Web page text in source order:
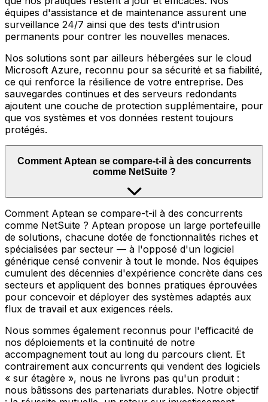
équipes d'assistance et de maintenance assurent une
surveillance 24/7 ainsi que des tests d'intrusion
permanents pour contrer les nouvelles menaces.
Nos solutions sont par ailleurs hébergées sur le cloud
Microsoft Azure, reconnu pour sa sécurité et sa fiabilité,
ce qui renforce la résilience de votre entreprise. Des
sauvegardes continues et des serveurs redondants
ajoutent une couche de protection supplémentaire, pour
que vos systèmes et vos données restent toujours
protégés.
Comment Aptean se compare-t-il à des concurrents
comme NetSuite ?
Comment Aptean se compare-t-il à des concurrents
comme NetSuite ? Aptean propose un large portefeuille
de solutions, chacune dotée de fonctionnalités riches et
spécialisées par secteur — à l'opposé d'un logiciel
générique censé convenir à tout le monde. Nos équipes
cumulent des décennies d'expérience concrète dans ces
secteurs et appliquent des bonnes pratiques éprouvées
pour concevoir et déployer des systèmes adaptés aux
flux de travail et aux exigences réels.
Nous sommes également reconnus pour l'efficacité de
nos déploiements et la continuité de notre
accompagnement tout au long du parcours client. Et
contrairement aux concurrents qui vendent des logiciels
« sur étagère », nous ne livrons pas qu'un produit :
nous bâtissons des partenariats durables. Notre objectif